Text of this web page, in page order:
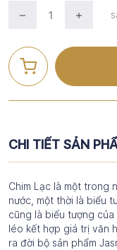
CHI TIẾT SẢN
Chim Lạc là một trong
nước, một thời là biểu
cũng là biểu tượng
léo kết hợp giá trị văn
ra đời bộ sản phẩm